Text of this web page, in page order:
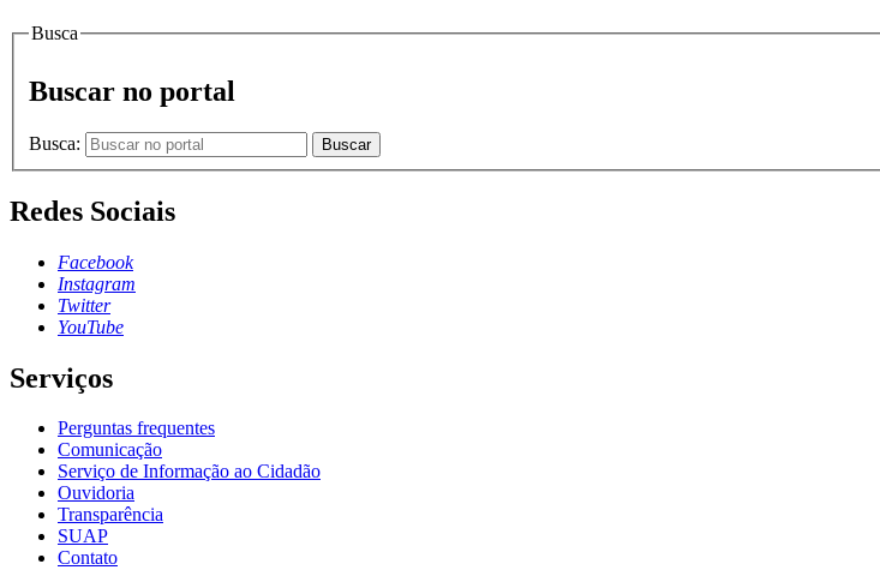
Busca
Buscar no portal
Busca: Buscar
Redes Sociais
Facebook
Instagram
Twitter
YouTube
Serviços
Perguntas frequentes
Comunicação
Serviço de Informação ao Cidadão
Ouvidoria
Transparência
SUAP
Contato